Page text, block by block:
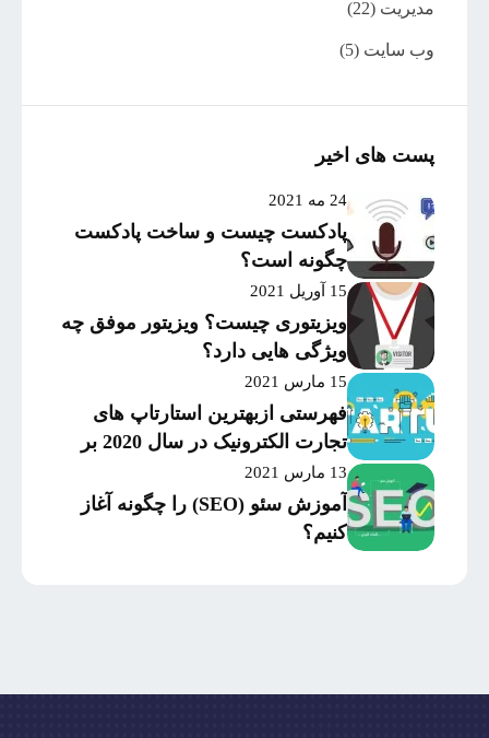
مدیریت (22)
وب سایت (5)
پست های اخیر
24 مه 2021
پادکست چیست و ساخت پادکست
چگونه است؟
15 آوریل 2021
ویزیتوری چیست؟ ویزیتور موفق چه
ویژگی هایی دارد؟
15 مارس 2021
فهرستی ازبهترین استارتاپ های
تجارت الکترونیک در سال 2020 بر
اساس میزان موفقیت و
سرمایه‌گذاری
13 مارس 2021
آموزش سئو (SEO) را چگونه آغاز
کنیم؟